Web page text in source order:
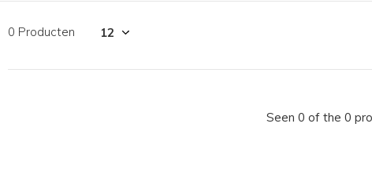
0 Producten
Seen 0 of the 0